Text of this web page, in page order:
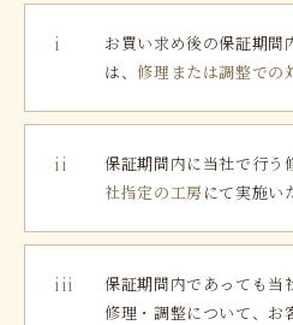
i
お買い求め後の保証期間
は、修理または調整での
ii 保証期間内に当社で行う
社指定の工房にて実施い
iii
保証期間内であっても当
修理・調整について、お